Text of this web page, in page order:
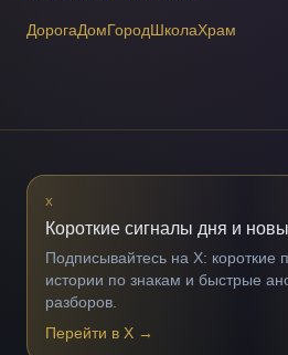
ДорогаДомГородШколаХрам
X
Короткие сигналы дня и
Подписывайтесь на X: короткие
истории по знакам и быстрые
разборов.
Перейти в X →